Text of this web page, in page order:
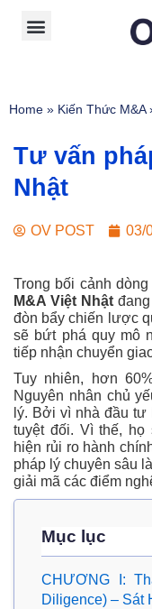
Home » Kiến Thức M&A
Tư vấn
Nhật
OV POST 03/
Trong bối cảnh
M&A Việt Nhật
đòn bẩy chiến lược
sẽ bứt phá quy mô
tiếp nhận chuyển
Tuy nhiên, hơn
Nguyên nhân chủ
lý. Bởi vì nhà đầu tư
tuyệt đối. Vì thế, họ
hiện rủi ro hành
pháp lý chuyên sâu
giải mã các điểm
Mục lục
CHƯƠNG I:
Diligence) – Sát